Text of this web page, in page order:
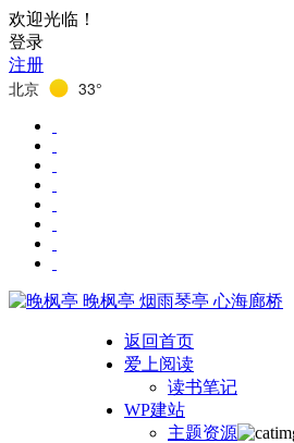
欢迎光临！
登录
注册
北京 33°
晚枫亭 烟雨琴亭 心海廊桥
返回首页
爱上阅读
读书笔记
WP建站
主题资源